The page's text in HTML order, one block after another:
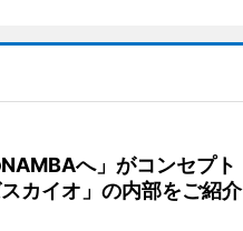
NAMBAへ」がコンセプト
スカイオ」の内部をご紹介